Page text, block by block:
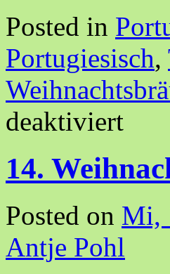
Posted in
Portugiesisch,
deaktiviert
14.
Posted on Mi,
Antje Pohl